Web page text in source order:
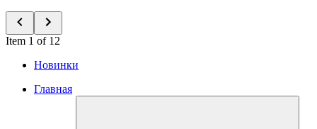
Item 1 of 12
Новинки
Главная